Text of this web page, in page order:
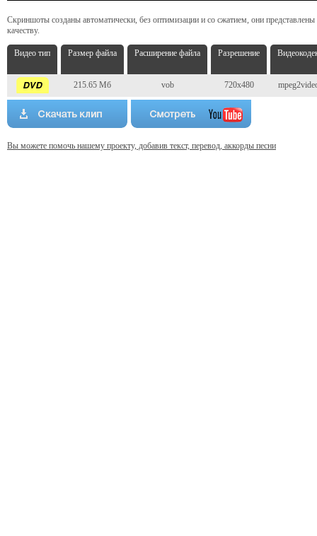
Скриншоты созданы автоматически, без оптимизации и со сжатием, они
качеству.
Видео тип Размер файла Расширение файла Разрешение
215.65 Мб vob 720x480
Вы можете помочь нашему проекту, добавив текст, перевод, аккорды песни